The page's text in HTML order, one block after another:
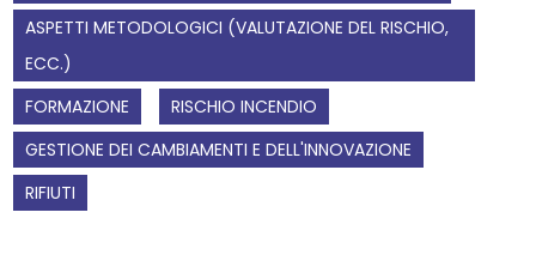
ASPETTI METODOLOGICI (VALUTAZIONE DEL RISCHIO,
ECC.)
FORMAZIONE
RISCHIO INCENDIO
GESTIONE DEI CAMBIAMENTI E DELL'INNOVAZIONE
RIFIUTI